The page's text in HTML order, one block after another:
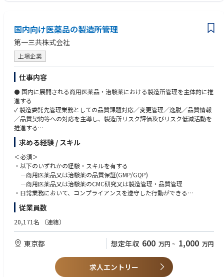
③ 臨床研究の運用管理
・実施計画・スケジュール・進捗・症例登録の管理
・倫理審査委員会対応、研究関連文書（研究計画書・説明同意文書・各種
手順書等）の整備・管理
・CROのコントロール、管理
【業務の魅力】
・研究責任者、KOLと直接議論しながら計画をつくり上げる、臨床開発の
中枢に近いポジションです。
・自身が携わった臨床研究が、製品の価値証明や薬事申請・保険収載に直
結する手応えを得られます
・臨床知見とプロジェクトマネジメントの両方を磨ける、希少なキャリア
を築けます
・フレックス・ハイブリッド勤務を活用し、私生活も大切にしながら働け
る環境です
・全国出張可能な方
・研究責任者、KOLと対等に議論しながら計画を前に進められる方
・医療機関、CROなど社外関係者と円滑に調整できる方
・曖昧な状況でも自ら課題を整理し、自律的に推進できる方
・自分で物事を推進する意欲がある方
国内向け医薬品の製造所管理
第一三共株式会社
上場企業
仕事内容
⚫ 国内に展開される商用医薬品・治験薬における製造所管理を主体的に推
進する
✓ 製造委託先管理業務としての品質課題対応／変更管理／逸脱／品質情報
／品質契約等への対応を主導し、製造所リスク評価及びリスク低減活動を
推進する
✓ Inspection Readinessの推進及び製造所GMP向上活動をリードし、製造
所及び関係部門を巻き込みながら継続的改善を推進する
✓ 申請資料（Established Condition）と製造所文書の整合性を確保し、製
品品質及び信頼性の維持向上を図る
⚫ 社内関係各部所と連携し、製品（治験薬及び商用医薬品）の安定供給を
推進する
⚫ 製造所等のGMP／GDP監査を主体的に実施する
≪入社後のキャリアパス≫
・第一三共グループのグローバル製品品質保証に最も重要な製造所管理を
推進、統括する中核的人材へと育成する。
・適正と経験を踏まえ、品質マネジメントシステムの構築、維持、改善に
・その後、当人の適性を踏まえたジョブローテーションを通じて、幅広い
業務経験を積み、キャリアを形成し、経営基幹職或いはマネジメント職の
求める経験 / スキル
＜必須＞
・以下のいずれかの経験・スキルを有する
－商用医薬品又は治験薬の品質保証(GMP/GQP)
－商用医薬品又は治験薬のCMC研究又は製造管理・品質管理
・日常業務において、コンプライアンスを遵守した行動ができる
・日本語力（報告書や手順書の読み書き、日本語での議論に支障が無い）
・社内外の海外関係者と協業できるコミュニケーション力
・国内外当局査察対応経験
・新製品の国内外申請業務の経験
・製造所の GMP監査経験
・プロジェクトマネジメント能力、交渉・調整能力、判断力、課題解決能
従業員数
20,171名 （連結）
東京都 想定年収 600 万円 ~ 1,000 万円
求人エントリー